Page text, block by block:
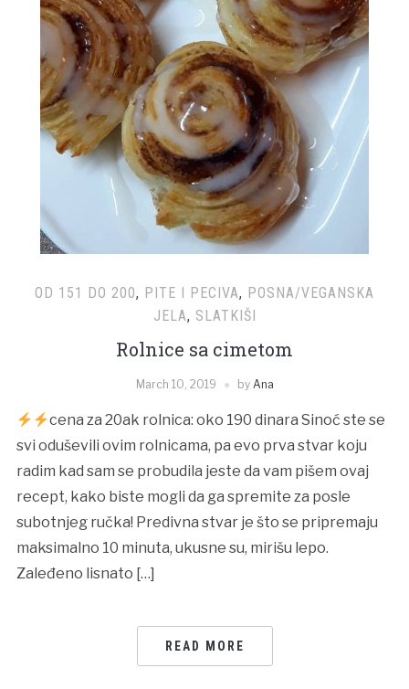
OD 151 DO 200, PITE I PECIVA, POSNA/VEGANSKA
JELA, SLATKIŠI
Rolnice sa cimetom
March 10, 2019 by Ana
cena za 20ak rolnica: oko 190 dinara Sinoć ste se
svi oduševili ovim rolnicama, pa evo prva stvar koju
radim kad sam se probudila jeste da vam pišem ovaj
recept, kako biste mogli da ga spremite za posle
subotnjeg ručka! Predivna stvar je što se pripremaju
maksimalno 10 minuta, ukusne su, mirišu lepo.
Zaleđeno lisnato […]
READ MORE